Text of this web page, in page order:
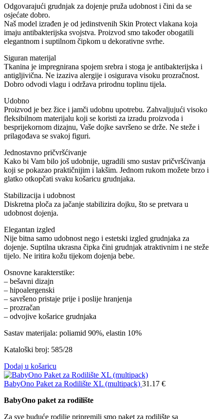
Odgovarajući grudnjak za dojenje pruža udobnost i čini da se
osjećate dobro.
Naš model izrađen je od jedinstvenih Skin Protect vlakana koja
imaju antibakterijska svojstva. Proizvod smo također obogatili
elegantnom i suptilnom čipkom u dekorativne svrhe.
Siguran materijal
Tkanina je impregnirana spojem srebra i stoga je antibakterijska i
antigljivična. Ne izaziva alergije i osigurava visoku prozračnost.
Dobro odvodi vlagu i održava prirodnu toplinu tijela.
Udobno
Proizvod je bez žice i jamči udobnu upotrebu. Zahvaljujući visoko
fleksibilnom materijalu koji se koristi za izradu proizvoda i
besprijekornom dizajnu, Vaše dojke savršeno se drže. Ne steže i
prilagođava se svakoj figuri.
Jednostavno pričvršćivanje
Kako bi Vam bilo još udobnije, ugradili smo sustav pričvršćivanja
koji se pokazao praktičnijim i lakšim. Jednom rukom možete brzo i
glatko otkopčati svaku košaricu grudnjaka.
Stabilizacija i udobnost
Diskretna ploča za jačanje stabilizira dojku, što se pretvara u
udobnost dojenja.
Elegantan izgled
Nije bitna samo udobnost nego i estetski izgled grudnjaka za
dojenje. Suptilna ukrasna čipka čini grudnjak atraktivnim i ne steže
tijelo. Ne iritira kožu tijekom dojenja bebe.
Osnovne karakterstike:
– bešavni dizajn
– hipoalergenski
– savršeno pristaje prije i poslije hranjenja
– prozračan
– odvojive košarice grudnjaka
Sastav materijala: poliamid 90%, elastin 10%
Kataloški broj: 585/28
Dodaj u košaricu
BabyOno Paket za Rodilište XL (multipack) 31.17 €
BabyOno paket za rodilište
Za sve buduće rodilje pripremili smo paket za rodilište sa